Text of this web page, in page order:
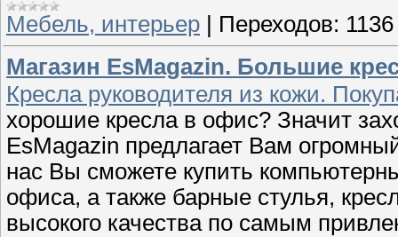
Мебель, интерьер
Переходов: 1136
Магазин EsMagazin. Большие
Кресла руководителя из кожи.
хорошие кресла в офис? Значит
EsMagazin предлагает Вам
нас Вы сможете купить
офиса, а также барные стулья,
высокого качества по самым